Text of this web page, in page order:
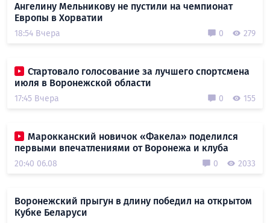
Ангелину Мельникову не пустили на чемпионат
Европы в Хорватии
18:54 Вчера 0 279
Стартовало голосование за лучшего спортсмена
июля в Воронежской области
17:45 Вчера 0 155
Марокканский новичок «Факела» поделился
первыми впечатлениями от Воронежа и клуба
20:40 06.08 0 2033
Воронежский прыгун в длину победил на открытом
Кубке Беларуси